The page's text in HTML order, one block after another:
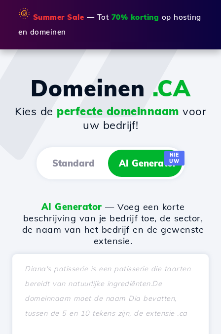
🌞 Summer Sale — Tot 70% korting op hosting
en domeinen
Domeinen .CA
Kies de perfecte domeinnaam voor
uw bedrijf!
Standard AI Generator
NIE
UW
AI Generator — Voeg een korte
beschrijving van je bedrijf toe, de sector,
de naam van het bedrijf en de gewenste
extensie.